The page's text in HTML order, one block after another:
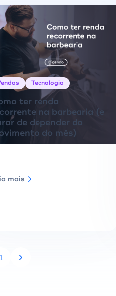
Tecnologia
ter renda
na barbearia (e
de depender do
do mês)
mais
1